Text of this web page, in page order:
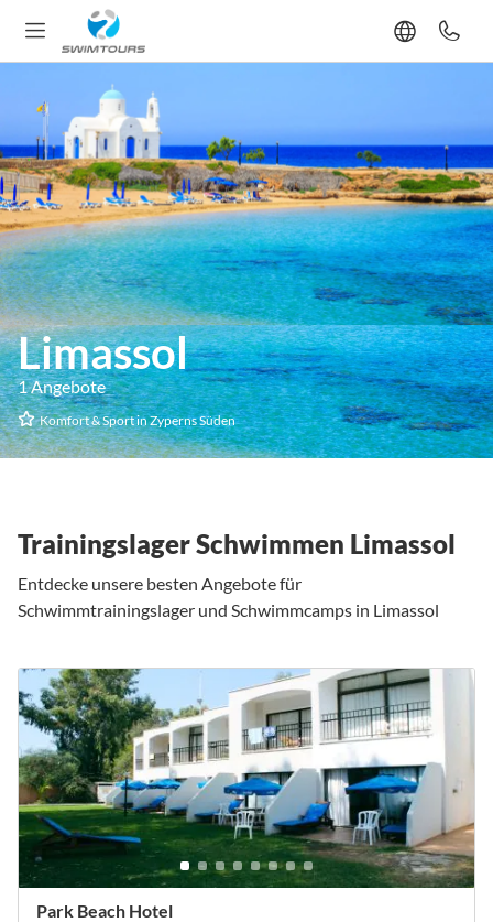
Limassol
1 Angebote
Komfort & Sport in Zyperns Süden
Trainingslager Schwimmen Limassol
Entdecke unsere besten Angebote für
Schwimmtrainingslager und Schwimmcamps in Limassol
Park Beach Hotel